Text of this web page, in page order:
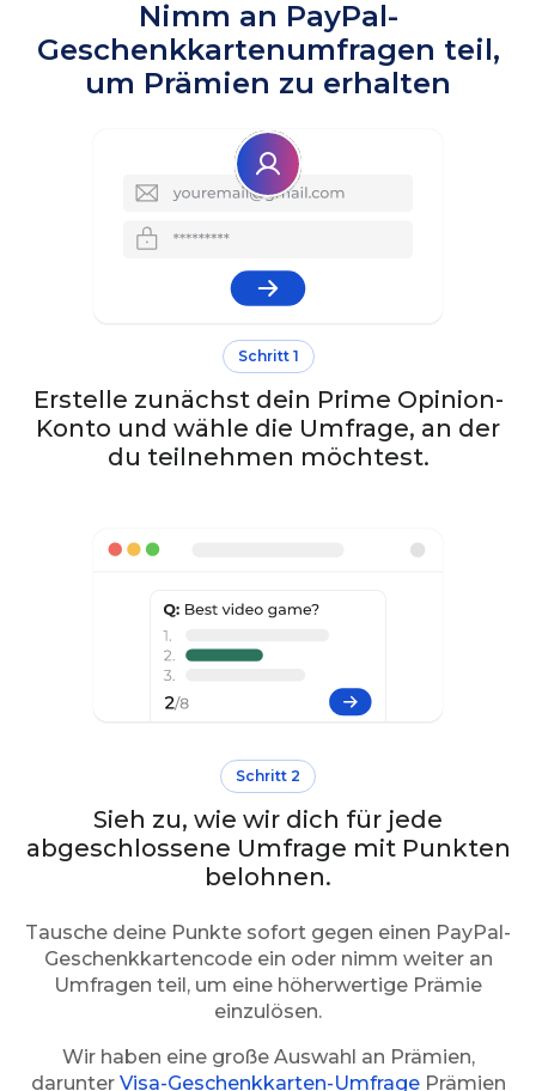
Nimm an PayPal-
Geschenkkartenumfragen teil,
um Prämien zu erhalten
Schritt 1
Erstelle zunächst dein Prime Opinion-
Konto und wähle die Umfrage, an der
du teilnehmen möchtest.
Schritt 2
Sieh zu, wie wir dich für jede
abgeschlossene Umfrage mit Punkten
belohnen.
Tausche deine Punkte sofort gegen einen PayPal-
Geschenkkartencode ein oder nimm weiter an
Umfragen teil, um eine höherwertige Prämie
einzulösen.
Wir haben eine große Auswahl an Prämien,
darunter Visa-Geschenkkarten-UmfragePrämien